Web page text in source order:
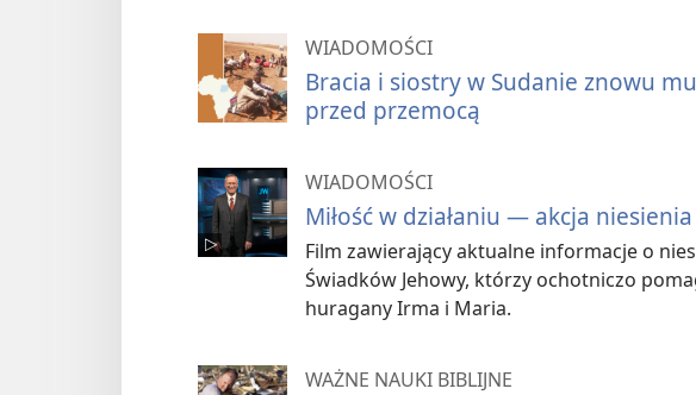
WIADOMOŚCI
Bracia i siostry w Sudanie znowu
przed przemocą
WIADOMOŚCI
Miłość w działaniu — akcja
Film zawierający aktualne informacje o
Świadków Jehowy, którzy ochotniczo
huragany Irma i Maria.
WAŻNE NAUKI BIBLIJNE